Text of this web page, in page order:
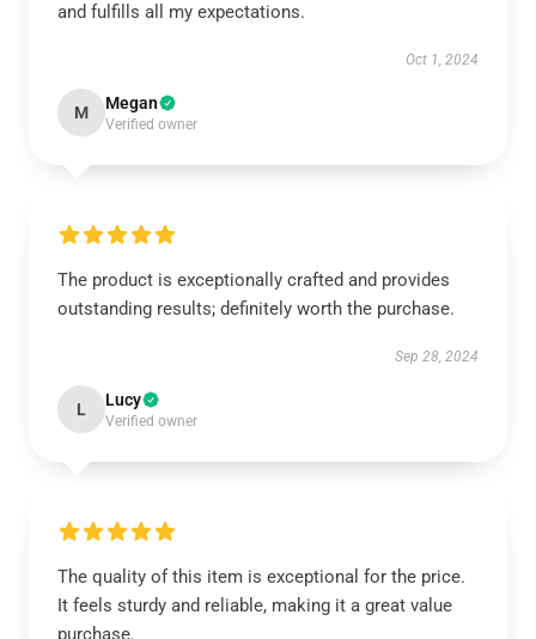
and fulfills all my expectations.
Oct 1, 2024
M Megan
Verified owner
The product is exceptionally crafted and provides
outstanding results; definitely worth the purchase.
Sep 28, 2024
L Lucy
Verified owner
The quality of this item is exceptional for the price.
It feels sturdy and reliable, making it a great value
purchase.